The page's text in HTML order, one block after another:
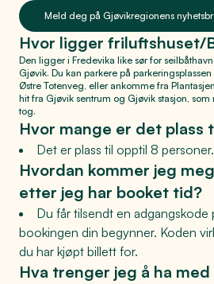
Meld deg på Gjøvikregionens
Hvor ligger friluftshuset/
Den ligger i Fredevika like sør for
Gjøvik. Du kan parkere på
Østre Totenveg, eller ankomme fra
hit fra Gjøvik sentrum og Gjøvik stasjon,
tog.
Hvor mange er det plass
Det er plass til opptil 8 personer.
Hvordan kommer jeg
etter jeg har booket tid?
Du får tilsendt en
bookingen din begynner. Koden
du har kjøpt billett for.
Hva trenger jeg å ha